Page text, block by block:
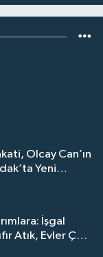
Olcay Can’ın
Yeni
İşgal
Atık, Evler Çöp